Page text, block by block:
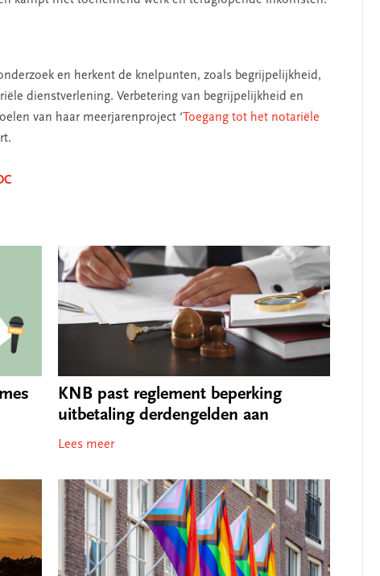
en herkent de knelpunten, zoals begrijpelijkheid,
dienstverlening. Verbetering van begrijpelijkheid en
van haar meerjarenproject ‘Toegang tot het notariële
KNB past reglement beperking
uitbetaling derdengelden aan
Lees meer